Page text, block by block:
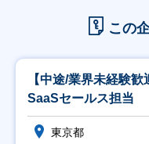
この
【中途/業界未経験
SaaSセールス担当
東京都